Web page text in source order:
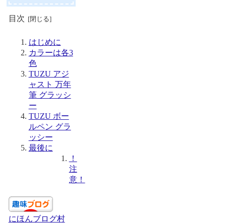
目次
はじめに
カラーは各3
色
TUZU アジ
ャスト 万年
筆 グラッシ
ー
TUZU ボー
ルペン グラ
ッシー
最後に
！
注
意！
にほんブログ村